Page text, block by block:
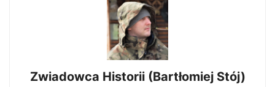
Zwiadowca Historii (Bartłomiej Stój)